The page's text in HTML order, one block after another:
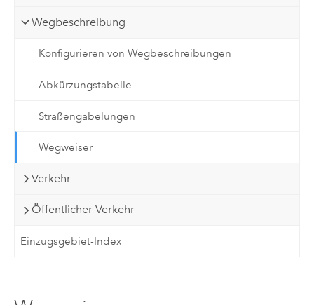
Wegbeschreibung
Konfigurieren von Wegbeschreibungen
Abkürzungstabelle
Straßengabelungen
Wegweiser
Verkehr
Öffentlicher Verkehr
Einzugsgebiet-Index